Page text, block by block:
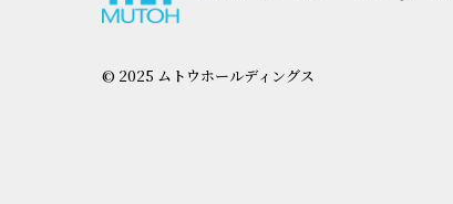
© 2025 ムトウホールディングス